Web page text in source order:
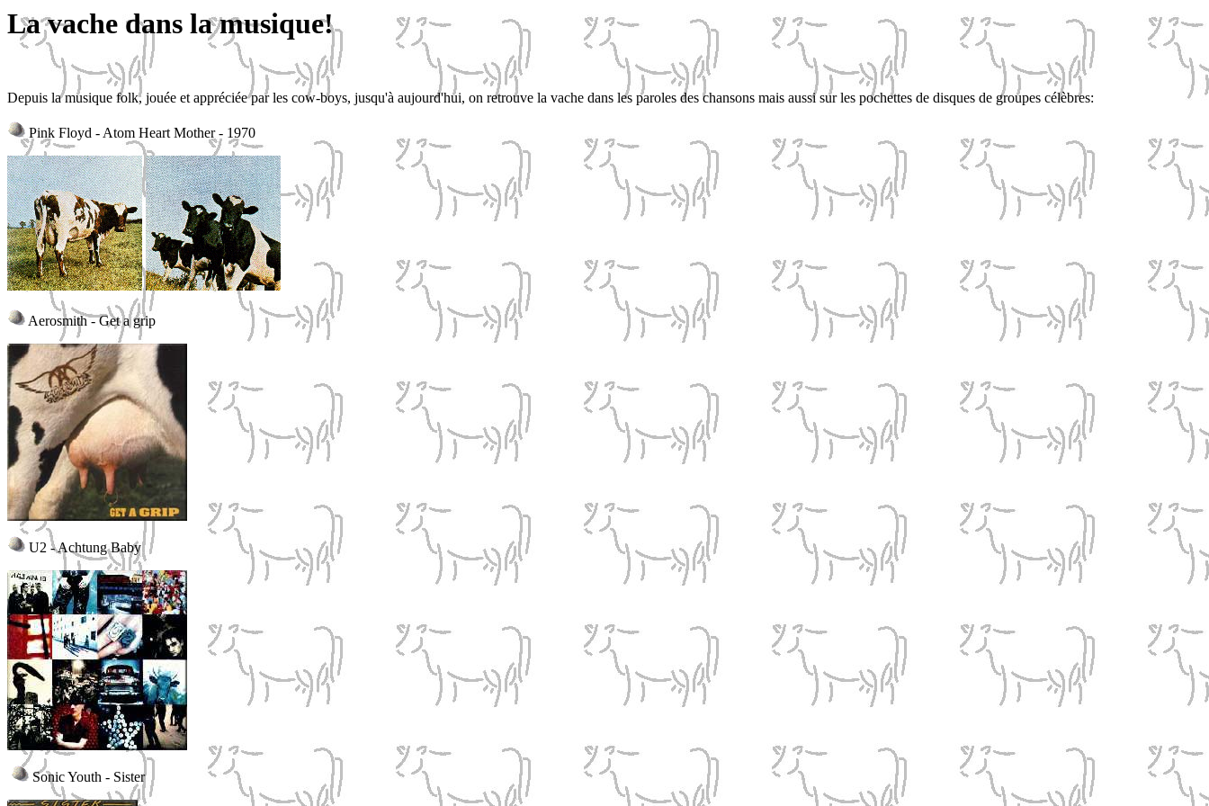
La vache dans la musique!
Depuis la musique folk, jouée et appréciée par les cow-boys, jusqu'à aujourd'hui, on retrouve la vache dans les paroles des chansons mais aussi sur les pochettes de disques de groupes célèbres:
Pink Floyd - Atom Heart Mother - 1970
Aerosmith - Get a grip
U2 - Achtung Baby
Sonic Youth - Sister